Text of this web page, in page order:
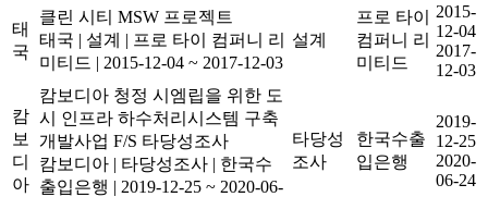
태
국
클린 시티 MSW 프로젝트
태국 | 설계 | 프로 타이 컴퍼니 리
미티드 | 2015-12-04 ~ 2017-12-03
설계
프로 타이
컴퍼니 리
미티드
2015-
12-04
2017-
12-03
캄
보
디
아
캄보디아 청정 시엠립을 위한 도
시 인프라 하수처리시스템 구축
개발사업 F/S 타당성조사
캄보디아 | 타당성조사 | 한국수
출입은행 | 2019-12-25 ~ 2020-06-
타당성
조사
한국수출
입은행
2019-
12-25
2020-
06-24